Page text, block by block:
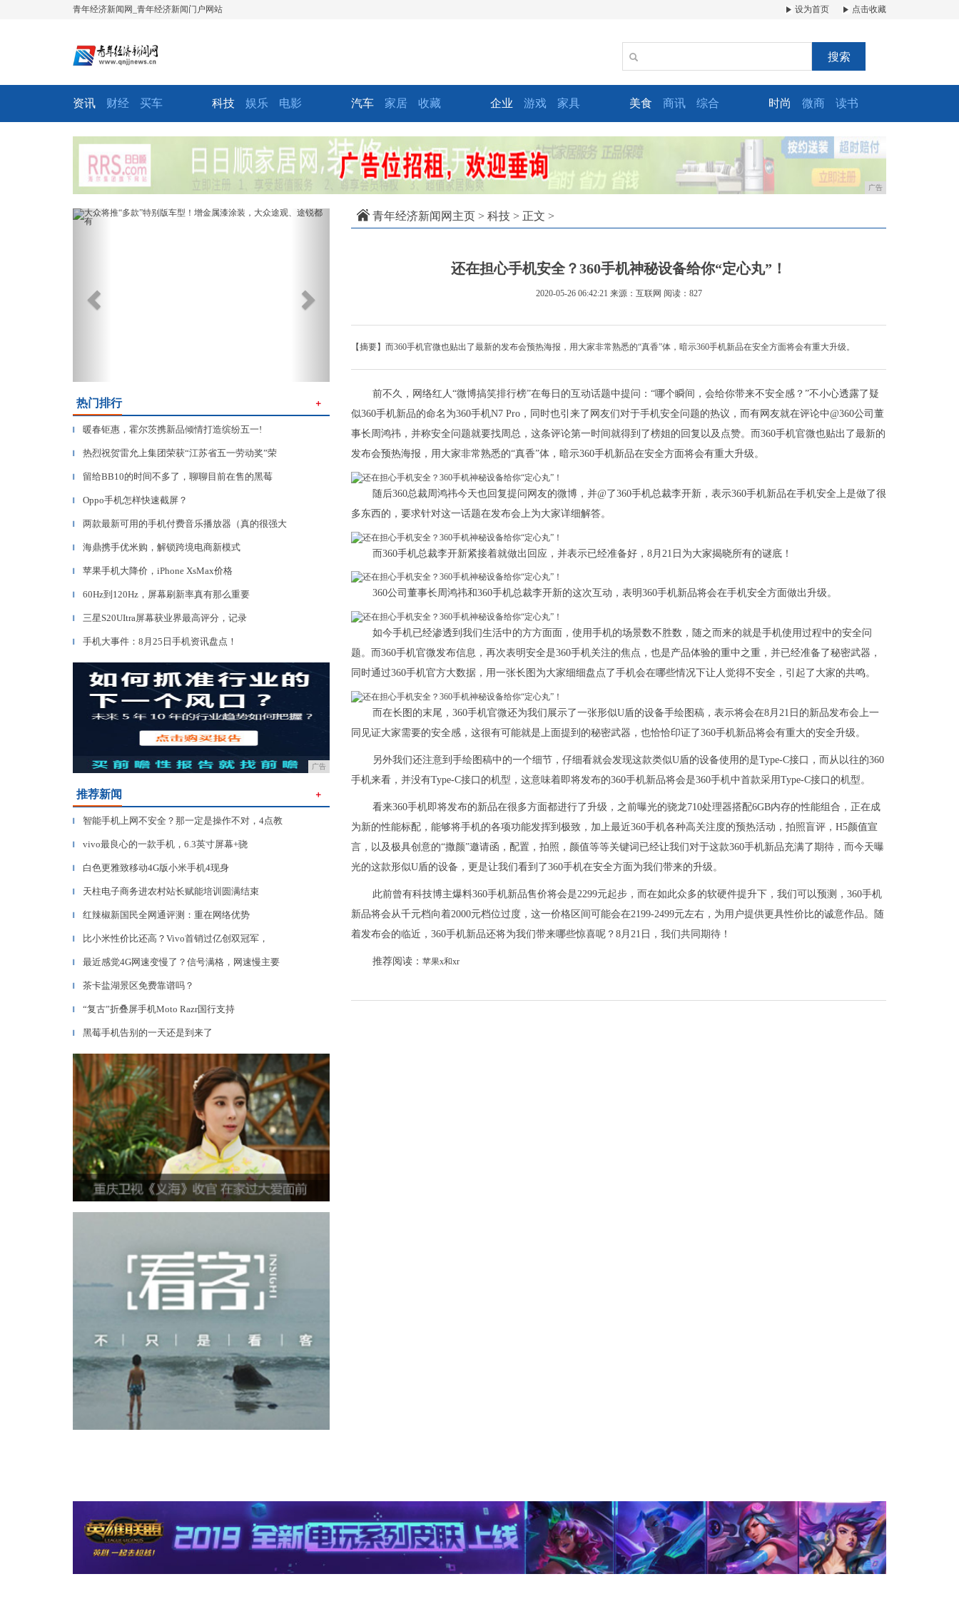
青年经济新闻网_青年经济新闻门户网站 设为首页 点击收藏
搜索
资讯 财经 买车 科技 娱乐 电影 汽车 家居 收藏 企业 游戏 家具 美食 商讯 综合 时尚 微商 读书
广告
Previous Next
热门排行 ＋
▎ 暖春钜惠，霍尔茨携新品倾情打造缤纷五一!
▎ 热烈祝贺雷允上集团荣获“江苏省五一劳动奖”荣
▎ 留给BB10的时间不多了，聊聊目前在售的黑莓
▎ Oppo手机怎样快速截屏？
▎ 两款最新可用的手机付费音乐播放器（真的很强大
▎ 海鼎携手优米购，解锁跨境电商新模式
▎ 苹果手机大降价，iPhone XsMax价格
▎ 60Hz到120Hz，屏幕刷新率真有那么重要
▎ 三星S20UItra屏幕获业界最高评分，记录
▎ 手机大事件：8月25日手机资讯盘点！
广告
推荐新闻 ＋
▎ 智能手机上网不安全？那一定是操作不对，4点教
▎ vivo最良心的一款手机，6.3英寸屏幕+骁
▎ 白色更雅致移动4G版小米手机4现身
▎ 天柱电子商务进农村站长赋能培训圆满结束
▎ 红辣椒新国民全网通评测：重在网络优势
▎ 比小米性价比还高？Vivo首销过亿创双冠军，
▎ 最近感觉4G网速变慢了？信号满格，网速慢主要
▎ 茶卡盐湖景区免费靠谱吗？
▎ “复古”折叠屏手机Moto Razr国行支持
▎ 黑莓手机告别的一天还是到来了
青年经济新闻网主页 > 科技 > 正文 >
还在担心手机安全？360手机神秘设备给你“定心丸”！
2020-05-26 06:42:21 来源：互联网 阅读：827
【摘要】而360手机官微也贴出了最新的发布会预热海报，用大家非常熟悉的“真香”体，暗示360手机新品在安全方面将会有重大升级。
前不久，网络红人“微博搞笑排行榜”在每日的互动话题中提问：“哪个瞬间，会给你带来不安全感？”不小心透露了疑
似360手机新品的命名为360手机N7 Pro，同时也引来了网友们对于手机安全问题的热议，而有网友就在评论中@360公司董
事长周鸿祎，并称安全问题就要找周总，这条评论第一时间就得到了榜姐的回复以及点赞。而360手机官微也贴出了最新的
发布会预热海报，用大家非常熟悉的“真香”体，暗示360手机新品在安全方面将会有重大升级。
随后360总裁周鸿祎今天也回复提问网友的微博，并@了360手机总裁李开新，表示360手机新品在手机安全上是做了很
多东西的，要求针对这一话题在发布会上为大家详细解答。
而360手机总裁李开新紧接着就做出回应，并表示已经准备好，8月21日为大家揭晓所有的谜底！
360公司董事长周鸿祎和360手机总裁李开新的这次互动，表明360手机新品将会在手机安全方面做出升级。
如今手机已经渗透到我们生活中的方方面面，使用手机的场景数不胜数，随之而来的就是手机使用过程中的安全问
题。而360手机官微发布信息，再次表明安全是360手机关注的焦点，也是产品体验的重中之重，并已经准备了秘密武器，
同时通过360手机官方大数据，用一张长图为大家细细盘点了手机会在哪些情况下让人觉得不安全，引起了大家的共鸣。
而在长图的末尾，360手机官微还为我们展示了一张形似U盾的设备手绘图稿，表示将会在8月21日的新品发布会上一
同见证大家需要的安全感，这很有可能就是上面提到的秘密武器，也恰恰印证了360手机新品将会有重大的安全升级。
另外我们还注意到手绘图稿中的一个细节，仔细看就会发现这款类似U盾的设备使用的是Type-C接口，而从以往的360
手机来看，并没有Type-C接口的机型，这意味着即将发布的360手机新品将会是360手机中首款采用Type-C接口的机型。
看来360手机即将发布的新品在很多方面都进行了升级，之前曝光的骁龙710处理器搭配6GB内存的性能组合，正在成
为新的性能标配，能够将手机的各项功能发挥到极致，加上最近360手机各种高关注度的预热活动，拍照盲评，H5颜值宣
言，以及极具创意的“撒颜”邀请函，配置，拍照，颜值等等关键词已经让我们对于这款360手机新品充满了期待，而今天曝
光的这款形似U盾的设备，更是让我们看到了360手机在安全方面为我们带来的升级。
此前曾有科技博主爆料360手机新品售价将会是2299元起步，而在如此众多的软硬件提升下，我们可以预测，360手机
新品将会从千元档向着2000元档位过度，这一价格区间可能会在2199-2499元左右，为用户提供更具性价比的诚意作品。随
着发布会的临近，360手机新品还将为我们带来哪些惊喜呢？8月21日，我们共同期待！
推荐阅读： 苹果x和xr